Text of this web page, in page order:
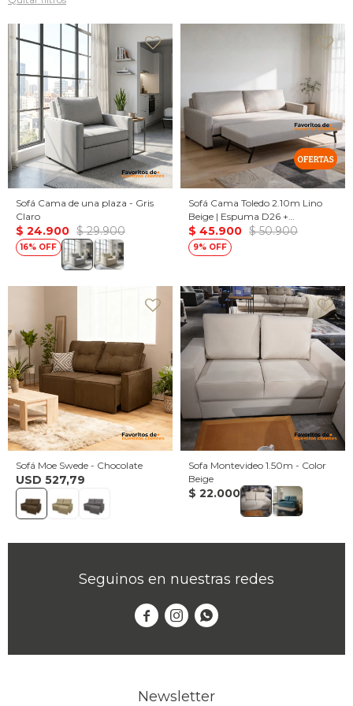
Sofá Cama de una plaza - Gris
Claro
$ 24.900 $ 29.900
16
Sofá Cama Toledo 2.10m Lino
Beige | Espuma D26 +
Eucaliptus | Cama Auxiliar
Incluida
$ 45.900 $ 50.900
9
Sofá Moe Swede - Chocolate
USD 527,79
Sofa Montevideo 1.50m - Color
Beige
$ 22.000
Seguinos en nuestras redes
  
Newsletter